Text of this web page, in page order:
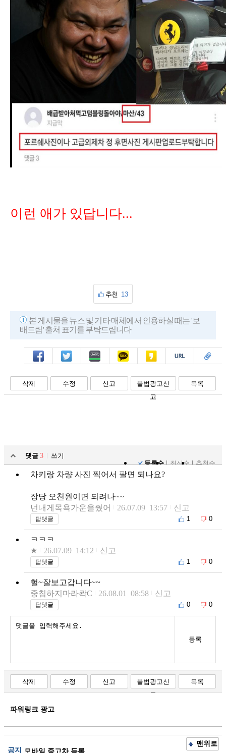
이런 애가 있답니다...
추천 13
본 게시물을 뉴스 및 기타 매체에서 인용하실 때는 '보
배드림' 출처 표기를 부탁드립니다
페북 트윗 밴드 카톡 카스 복사 스크랩
삭제 수정 신고
불법광고신
고
목록
댓글 3
쓰기
등록순
최신순 추천순
차키랑 차량 사진 찍어서 팔면 되나요?
장당 오천원이면 되려나~~
넌내게목욕가운을줬어
26.07.09 13:57 신고
답댓글 1 0
ㅋㅋㅋ
★
26.07.09 14:12 신고
답댓글 1 0
헐~잘보고갑니다~~
중침하지마라콱C
26.08.01 08:58 신고
답댓글 0 0
등록
삭제 수정 신고
불법광고신
고
목록
파워링크 광고
공지 모바일 중고차 등록
맨위로